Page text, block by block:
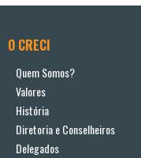
O CRECI
Quem Somos?
Valores
História
Diretoria e Conselheiros
Delegados